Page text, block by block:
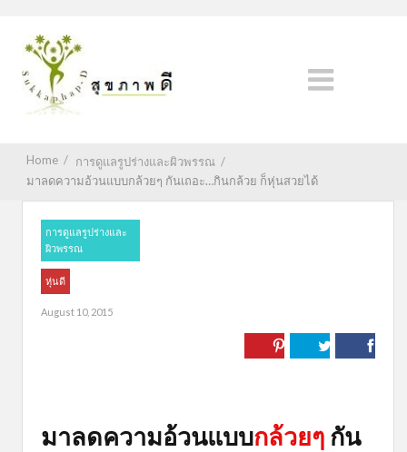
Home / การดูแลรูปร่างและผิวพรรณ /
มาลดความอ้วนแบบกล้วยๆ กันเถอะ…กินกล้วย ก็หุ่นสวยได้
การดูแลรูปร่างและ
ผิวพรรณ
หุ่นดี
August 10, 2015
มาลดความอ้วนแบบกล้วยๆ กัน